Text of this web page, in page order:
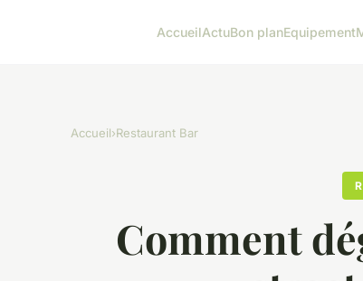
AccueilActuBon planEquipement
Accueil›Restaurant Bar
Comment